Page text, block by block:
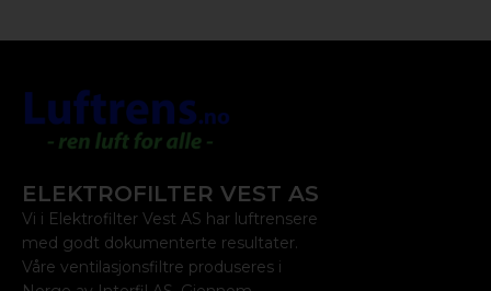
ELEKTROFILTER VEST AS
Vi i Elektrofilter Vest AS har luftrensere
med godt dokumenterte resultater.
Våre ventilasjonsfiltre produseres i